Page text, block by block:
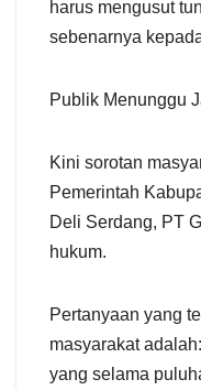
harus mengusut
sebenarnya
Publik Menunggu
Kini sorotan
Pemerintah
Deli Serdang, PT
hukum.
Pertanyaan yang
masyarakat
yang selama